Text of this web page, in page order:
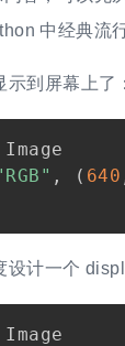
中经典流
到屏幕上了：
Image
, ( 640
计一个